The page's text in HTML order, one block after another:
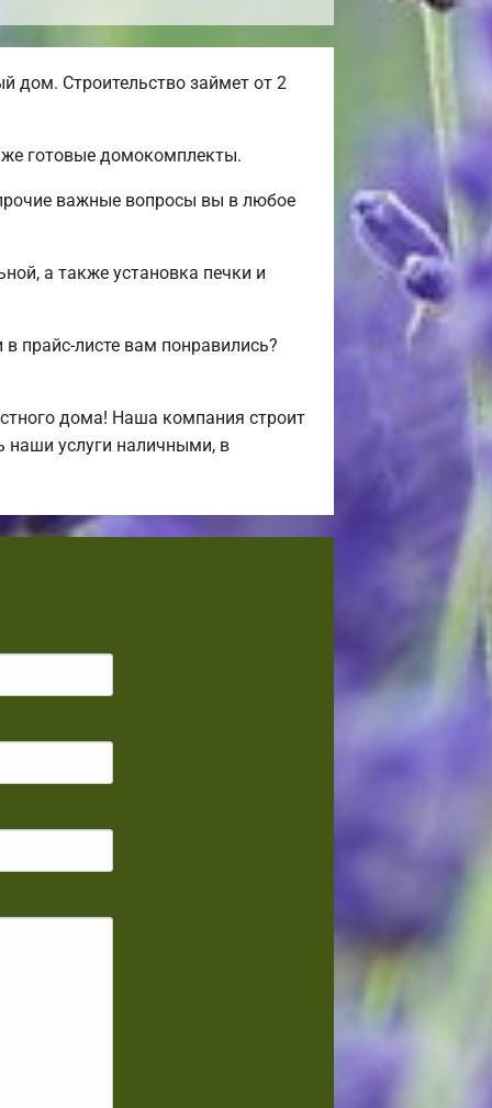
дом. Строительство займет от 2
готовые домокомплекты.
важные вопросы вы в любое
а также установка печки и
прайс-листе вам понравились?
дома! Наша компания строит
наши услуги наличными, в